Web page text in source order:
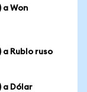
a Won
Rublo ruso
a Dólar